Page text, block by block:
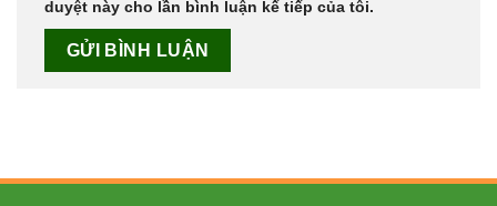
duyệt này cho lần bình luận kế tiếp của tôi.